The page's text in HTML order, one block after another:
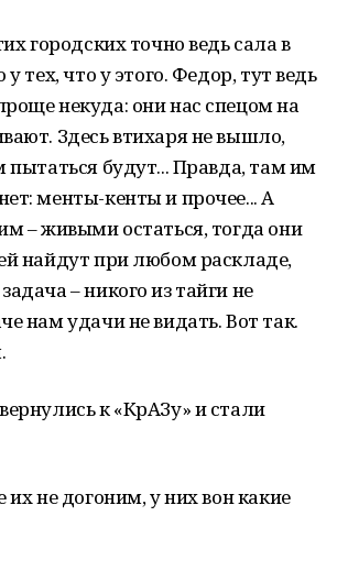
городских точно ведь сала в
тех, что у этого. Федор, тут ведь
некуда: они нас спецом на
Здесь втихаря не вышло,
пытаться будут... Правда, там им
менты-кенты и прочее... А
– живыми остаться, тогда они
найдут при любом раскладе,
– никого из тайги не
нам удачи не видать. Вот так.
к «КрАЗу» и стали
не догоним, у них вон какие